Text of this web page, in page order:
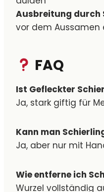
Ausbreitung durch
vor dem Aussamen
FAQ
Ist Gefleckter
Ja, stark giftig für
Kann man
Ja, aber nur mit
Wie entferne ich
Wurzel vollständig